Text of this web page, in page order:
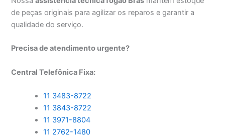
de peças originais para agilizar os reparos e garantir a
qualidade do serviço.
Precisa de atendimento urgente?
Central Telefônica Fixa:
11 3483-8722
11 3843-8722
11 3971-8804
11 2762-1480